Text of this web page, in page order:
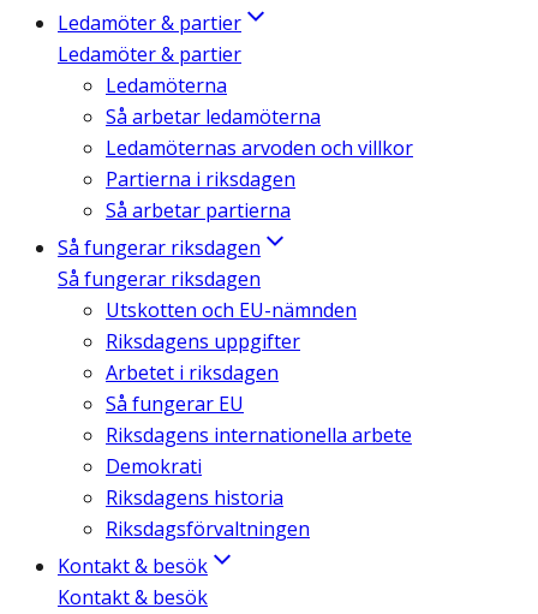
Ledamöter & partier
Ledamöter & partier
Ledamöterna
Så arbetar ledamöterna
Ledamöternas arvoden och villkor
Partierna i riksdagen
Så arbetar partierna
Så fungerar riksdagen
Så fungerar riksdagen
Utskotten och EU-nämnden
Riksdagens uppgifter
Arbetet i riksdagen
Så fungerar EU
Riksdagens internationella arbete
Demokrati
Riksdagens historia
Riksdagsförvaltningen
Kontakt & besök
Kontakt & besök